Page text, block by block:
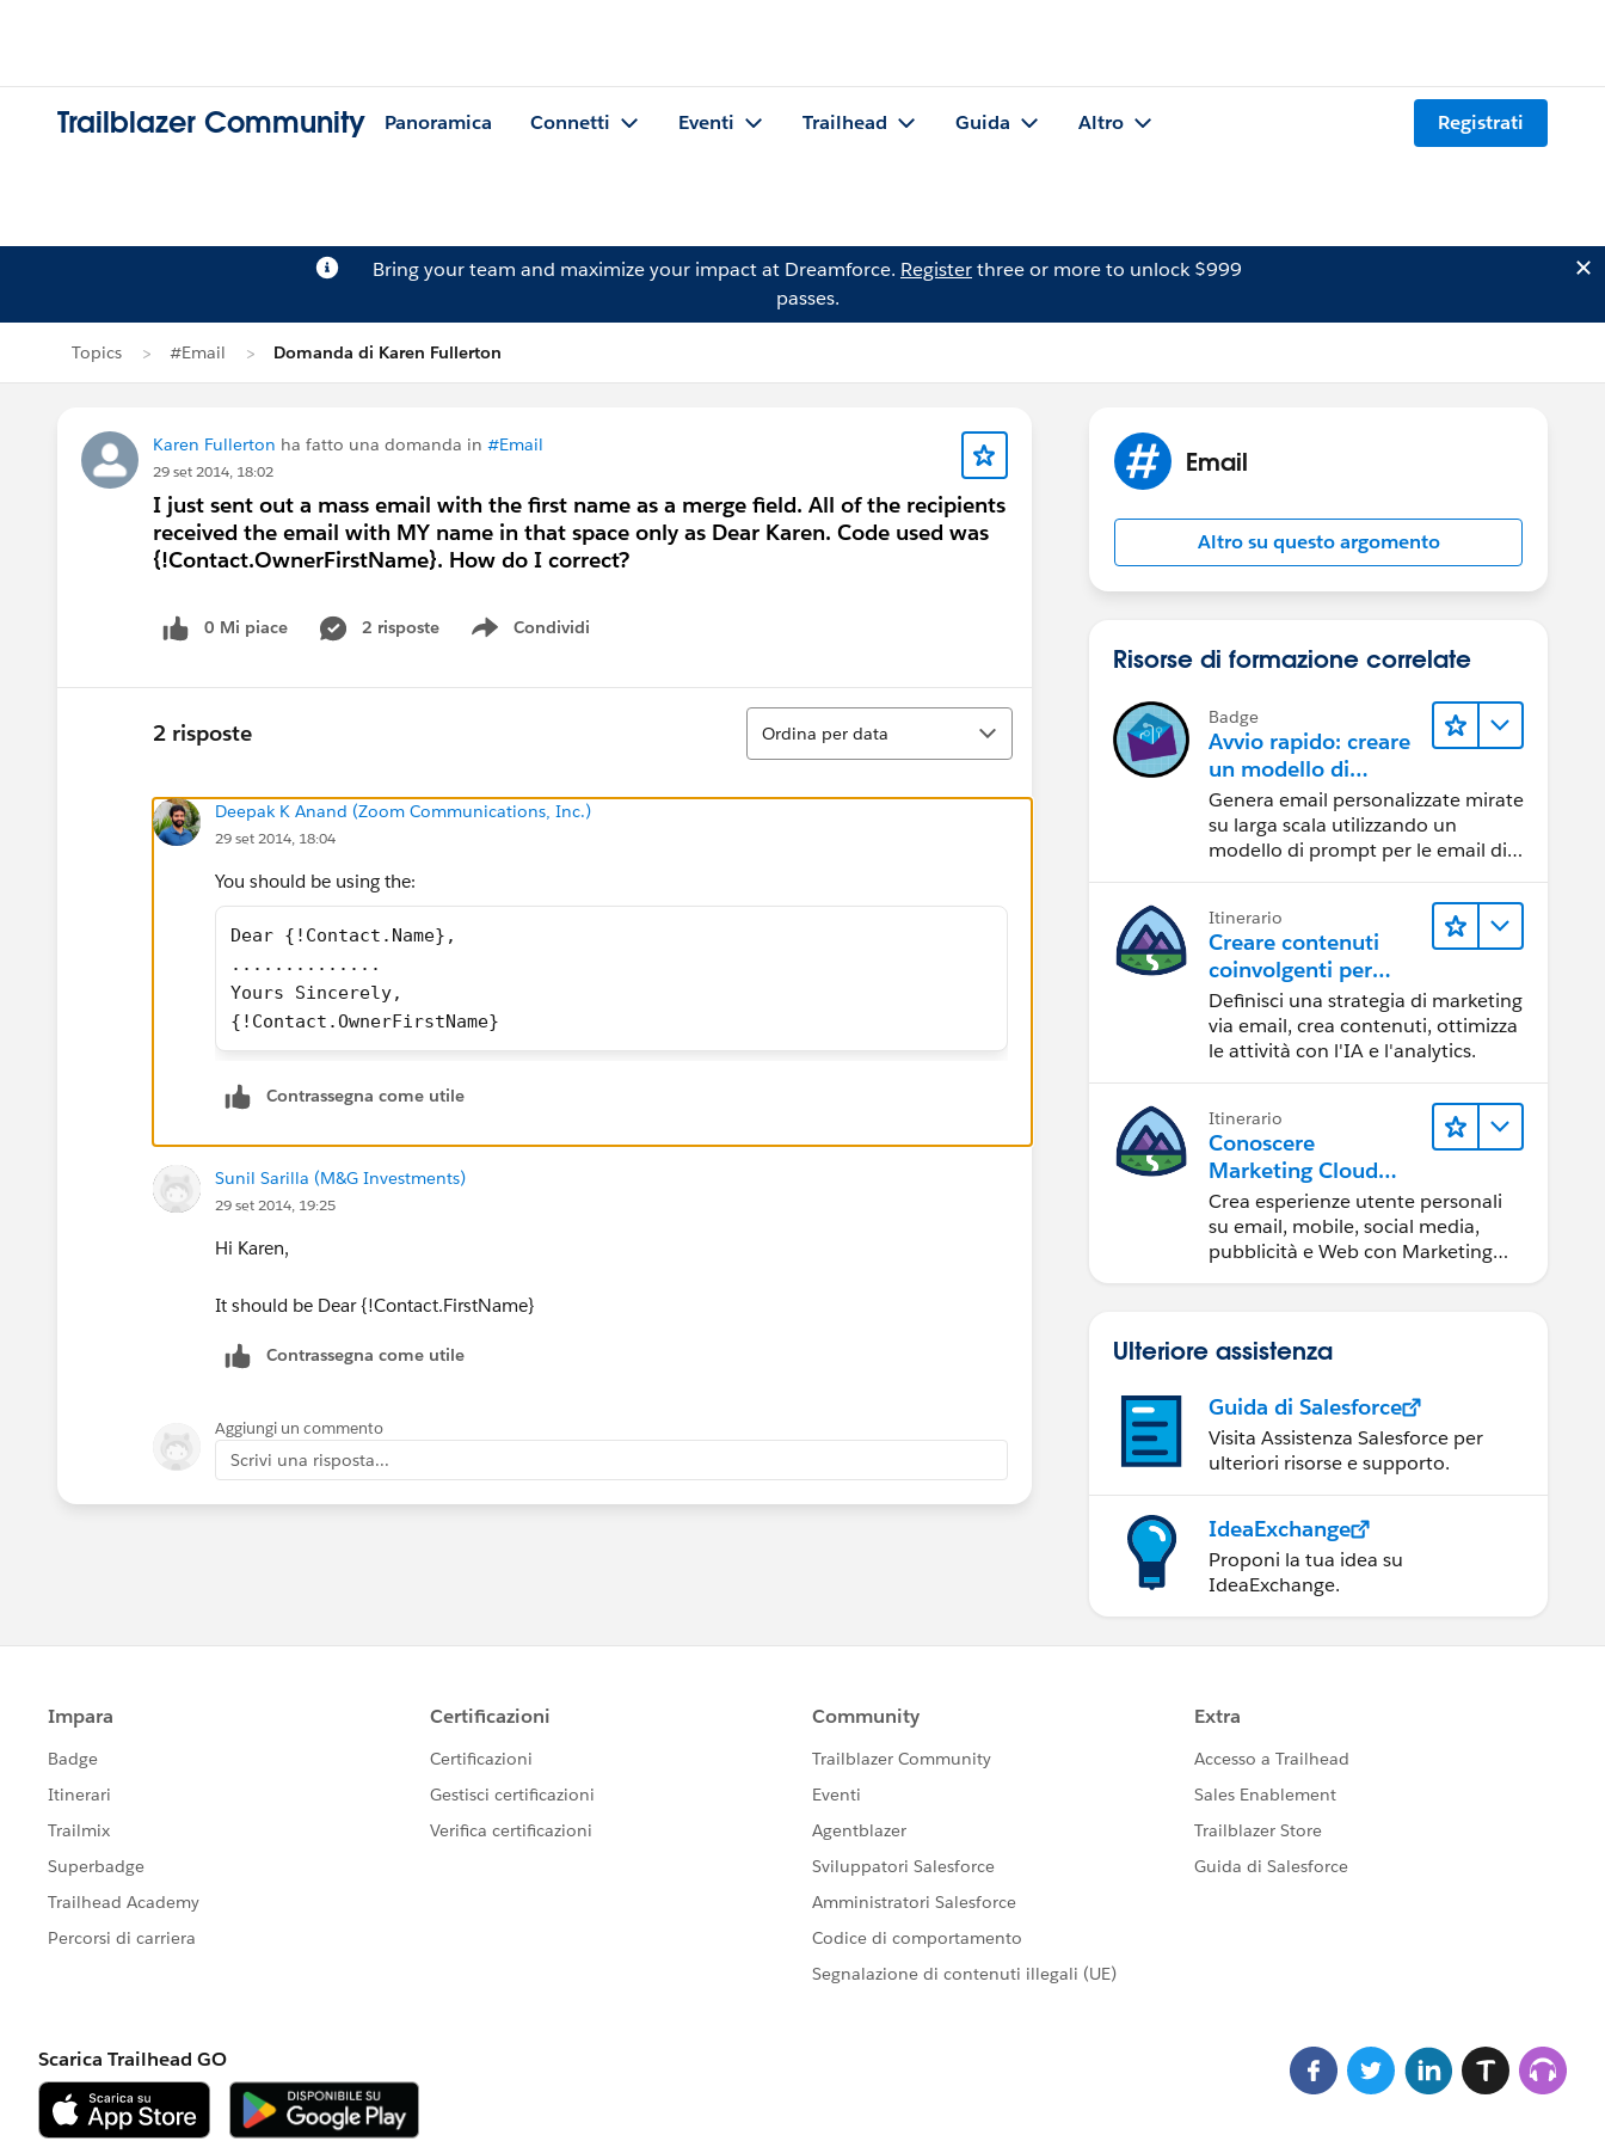
Trailblazer Community Panoramica Connetti Eventi Trailhead Guida Altro Registrati
Bring your team and maximize your impact at Dreamforce. Registerthree or more to unlock $999
passes.
Topics #Email Domanda di Karen Fullerton
Karen Fullerton ha fatto una domanda in #Email
29 set 2014, 18:02
I just sent out a mass email with the first name as a merge field. All of the recipients
received the email with MY name in that space only as Dear Karen. Code used was
{!Contact.OwnerFirstName}. How do I correct?
0 Mi piace 2 risposte Condividi
Show menu
2 risposte
Ordina
Ordina per data
Deepak K Anand (‎‎‎‎‎‎Zoom Communications, Inc.)
29 set 2014, 18:04
You should be using the:
Dear {!Contact.Name},
..............
Yours Sincerely,
{!Contact.OwnerFirstName}
Contrassegna come utile
Sunil Sarilla (M&G Investments)
29 set 2014, 19:25
Hi Karen,
It should be Dear {!Contact.FirstName}
Contrassegna come utile
Aggiungi un commento
Scrivi una risposta...
Email
Altro su questo argomento
Risorse di formazione correlate
Badge
Avvio rapido: creare
un modello di
prompt per le email
di vendita
Genera email personalizzate mirate
su larga scala utilizzando un
modello di prompt per le email di
Itinerario
Creare contenuti
coinvolgenti per
raggiungere gli
obiettivi di
marketing
Definisci una strategia di marketing
via email, crea contenuti, ottimizza
le attività con l'IA e l'analytics.
Itinerario
Conoscere
Marketing Cloud
Engagement
Crea esperienze utente personali
su email, mobile, social media,
pubblicità e Web con Marketing
Ulteriore assistenza
Guida di Salesforce
Visita Assistenza Salesforce per
ulteriori risorse e supporto.
IdeaExchange
Proponi la tua idea su
IdeaExchange.